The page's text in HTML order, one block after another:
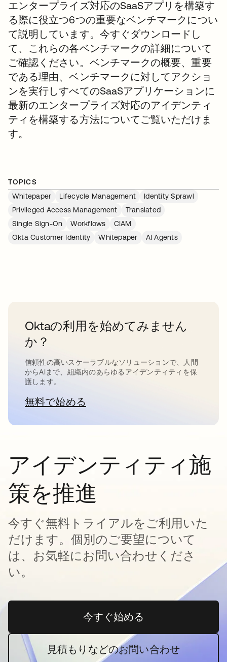
エンタープライズ対応のSaaSアプリを構築す
る際に役立つ6つの重要なベンチマークについ
て説明しています。今すぐダウンロードし
て、これらの各ベンチマークの詳細について
ご確認ください。ベンチマークの概要、重要
である理由、ベンチマークに対してアクショ
ンを実行しすべてのSaaSアプリケーションに
最新のエンタープライズ対応のアイデンティ
ティを構築する方法についてご覧いただけま
す。
TOPICS
Whitepaper
Lifecycle Management
Identity Sprawl
Privileged Access Management
Translated
Single Sign-On
Workflows
CIAM
Okta Customer Identity
Whitepaper AI Agents
Oktaの利用を始めてみません
か？
信頼性の高いスケーラブルなソリューションで、人間
からAIまで、組織内のあらゆるアイデンティティを保
護します。
無料で始める新しいタブで開く
アイデンティティ施
策を推進
今すぐ無料トライアルをご利用いた
だけます。個別のご要望について
は、お気軽にお問い合わせくださ
い。
今すぐ始める新しいタブで開く
見積もりなどのお問い合わせ